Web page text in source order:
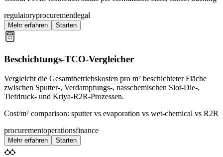
regulatoryprocurementlegal
Mehr erfahren Starten
Beschichtungs-TCO-Vergleicher
Vergleicht die Gesamtbetriebskosten pro m² beschichteter Fläche
zwischen Sputter-, Verdampfungs-, nasschemischen Slot-Die-,
Tiefdruck- und Kriya-R2R-Prozessen.
Cost/m² comparison: sputter vs evaporation vs wet-chemical vs R2R
procurementoperationsfinance
Mehr erfahren Starten